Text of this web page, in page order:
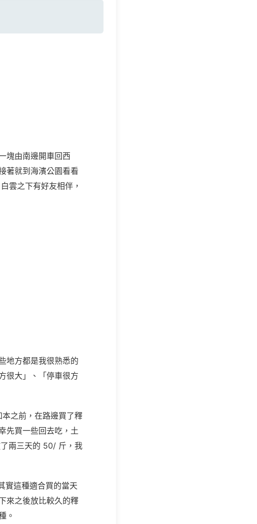
塊由南邊開車回西
著就到海濱公園看看
雲之下有好友相伴，
地方都是我很熟悉的
很大」、「停車很方
之前，在路邊買了釋
先買一些回去吃，土
兩三天的 50/ 斤，我
實這種適合買的當天
來之後放比較久的釋
。